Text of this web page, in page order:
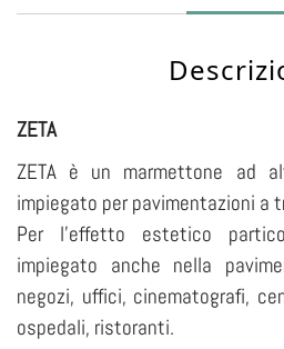
ZETA
ZETA è un marmettone ad
impiegato per pavimentazioni a
Per l’effetto estetico
impiegato anche nella
negozi, uffici, cinematografi,
ospedali, ristoranti.